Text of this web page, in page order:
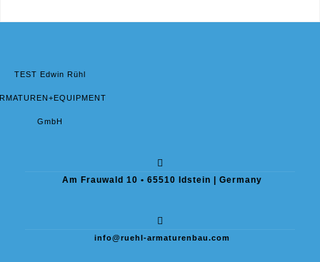
TEST Edwin Rühl
GmbH
Am Frauwald 10 • 65510 Idstein | Germany
info@ruehl-armaturenbau.com